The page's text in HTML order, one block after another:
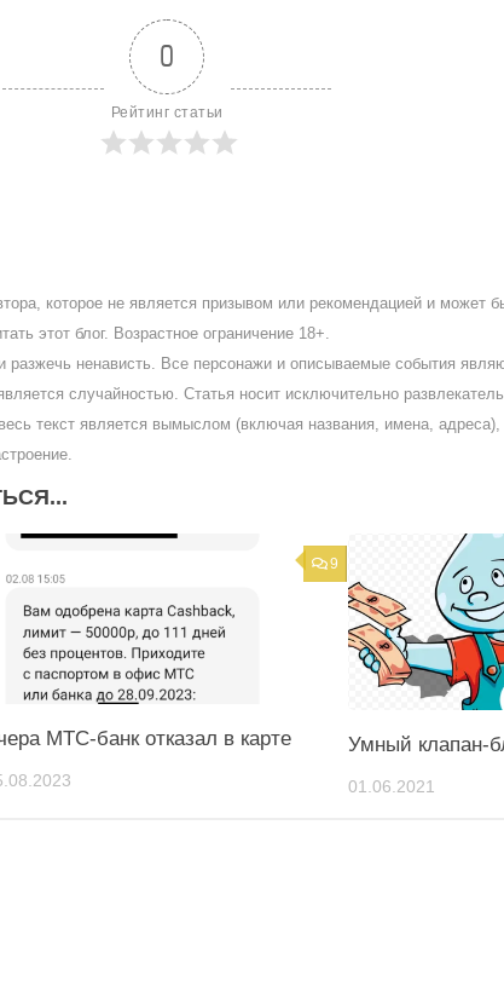
0
Рейтинг статьи
которое не является призывом или рекомендацией и может
этот блог. Возрастное ограничение 18+.
разжечь ненависть. Все персонажи и описываемые события
случайностью. Статья носит исключительно
текст является вымыслом (включая названия, имена,
9
МТС-банк отказал в карте Умный клапан-
01.06.2021